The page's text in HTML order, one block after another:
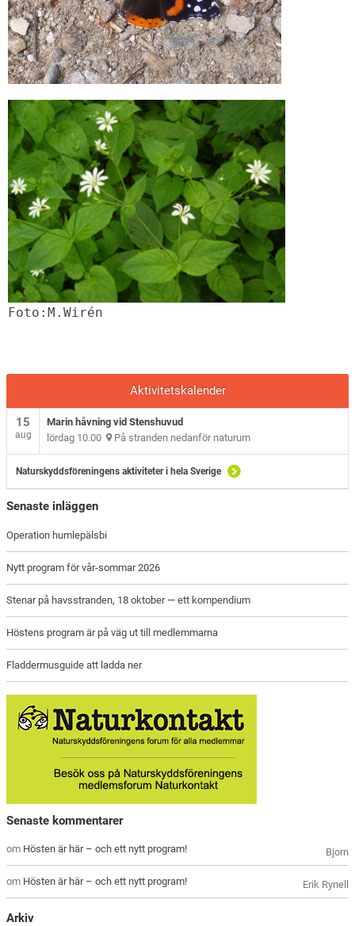
Foto:M.Wirén
Aktivitetskalender
15
aug
Marin håvning vid Stenshuvud
lördag 10.00 På stranden nedanför naturum
Naturskyddsföreningens aktiviteter i hela Sverige
Senaste inläggen
Operation humlepälsbi
Nytt program för vår-sommar 2026
Stenar på havsstranden, 18 oktober — ett kompendium
Höstens program är på väg ut till medlemmarna
Fladdermusguide att ladda ner
Senaste kommentarer
Bjorn
om Hösten är här – och ett nytt program!
Erik Rynell
om Hösten är här – och ett nytt program!
Arkiv